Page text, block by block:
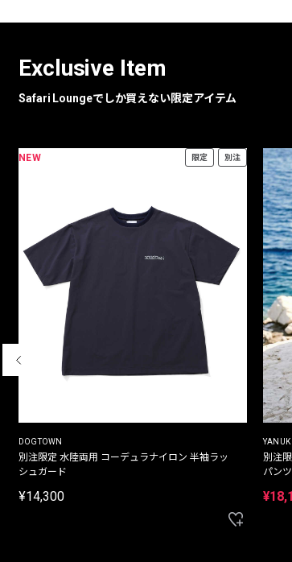
フォーカスブラン
Exclusive Item
Safari Loungeでしか買えない限定アイテム
NEW 限定 別注
DOGTOWN
別注限定 水陸両用 コーデュラナイロン 半袖ラッ
シュガード
¥14,300
YANUK
別注
パンツ